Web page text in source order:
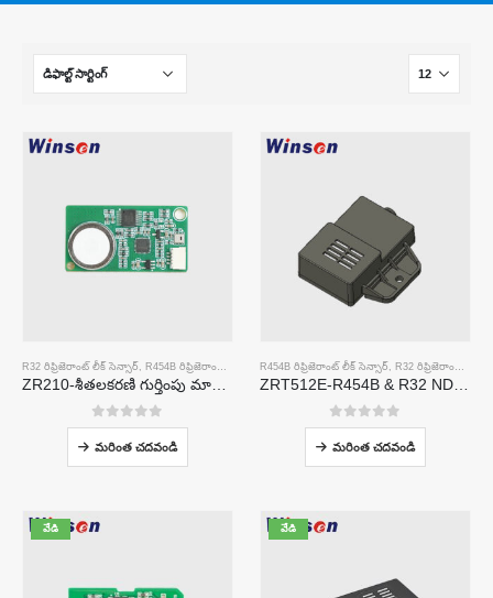
R32 రిఫ్రిజెరాంట్ లీక్ సెన్సార్ R454B రిఫ్రిజెరాంట్ లీక్ సెన్సార్
05 లో
మరింత చదవండి
R454B రిఫ్రిజెరాంట్ లీక్ సెన్సార్ R32 రిఫ్రిజెరాంట్ లీక్ సెన్సార్
05 లో
మరింత చదవండి
వేడి వేడి